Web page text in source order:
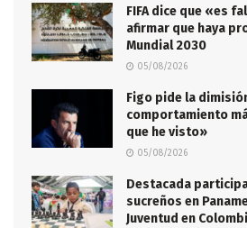
FIFA dice que «es
afirmar que haya
Mundial 2030
05/08/2026
Figo pide la
comportamiento
que he visto»
05/08/2026
Destacada
sucreños en
Juventud en